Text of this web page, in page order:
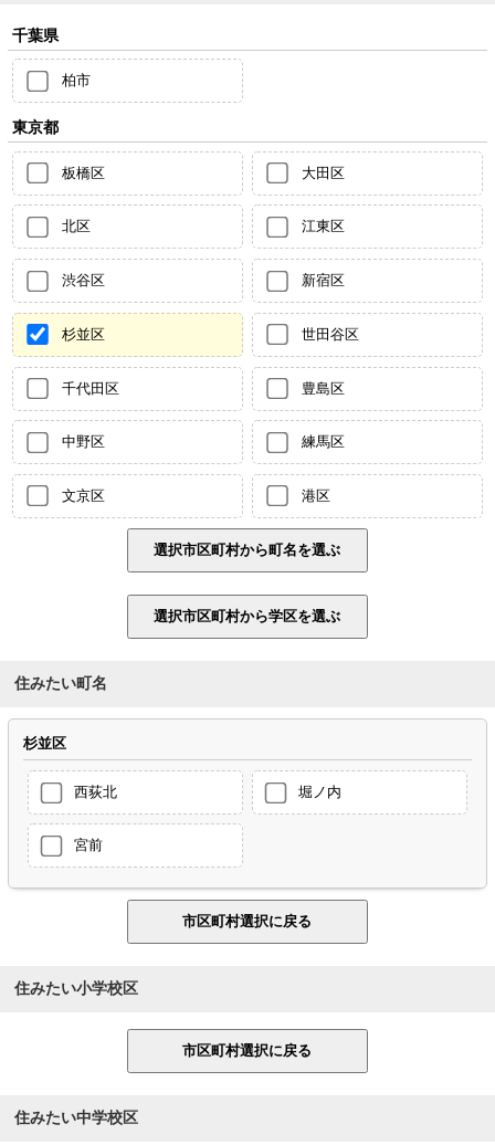
千葉県
柏市
東京都
板橋区 大田区
北区 江東区
渋谷区 新宿区
杉並区 世田谷区
千代田区 豊島区
中野区 練馬区
文京区 港区
住みたい町名
杉並区
西荻北 堀ノ内
宮前
住みたい小学校区
住みたい中学校区